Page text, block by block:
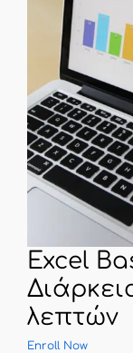
Excel
λεπτών
Enroll Now